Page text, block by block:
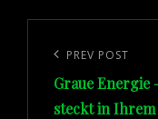
Previous
Post
PREV POST
Graue Energie
steckt in Ihrem